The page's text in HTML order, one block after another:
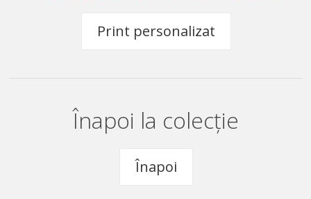
Print personalizat
Înapoi la colecție
Înapoi